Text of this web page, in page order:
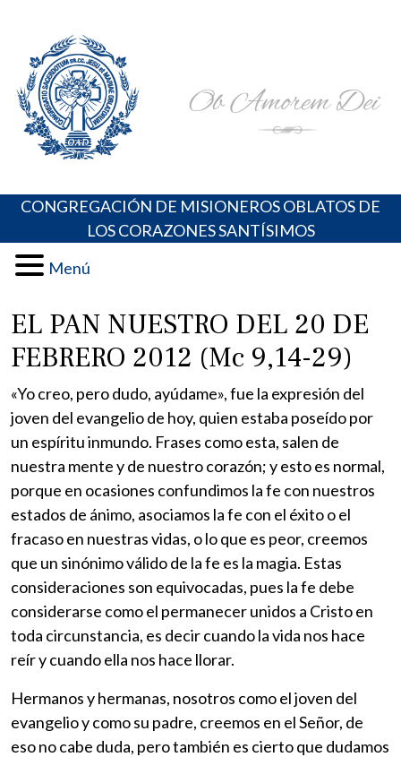
content
Portal de los Padres Oblatos. Advocaciones Marianas,
Oraciones, Música religiosa y más
CONGREGACIÓN DE MISIONEROS OBLATOS DE
LOS CORAZONES SANTÍSIMOS
Menú
EL PAN NUESTRO DEL 20 DE
FEBRERO 2012 (Mc 9,14-29)
«Yo creo, pero dudo, ayúdame», fue la expresión del
joven del evangelio de hoy, quien estaba poseído por
un espíritu inmundo. Frases como esta, salen de
nuestra mente y de nuestro corazón; y esto es normal,
porque en ocasiones confundimos la fe con nuestros
estados de ánimo, asociamos la fe con el éxito o el
fracaso en nuestras vidas, o lo que es peor, creemos
que un sinónimo válido de la fe es la magia. Estas
consideraciones son equivocadas, pues la fe debe
considerarse como el permanecer unidos a Cristo en
toda circunstancia, es decir cuando la vida nos hace
reír y cuando ella nos hace llorar.
Hermanos y hermanas, nosotros como el joven del
evangelio y como su padre, creemos en el Señor, de
eso no cabe duda, pero también es cierto que dudamos